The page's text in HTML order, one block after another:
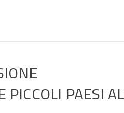
PICCOLI PAESI